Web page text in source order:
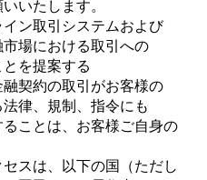
いいたします。
イン取引システムおよび
場における取引への
とを提案する
融契約の取引がお客様の
法律、 規制、 指令にも
ことは、 お客様ご自身の
スは、 以下の国 （ただし